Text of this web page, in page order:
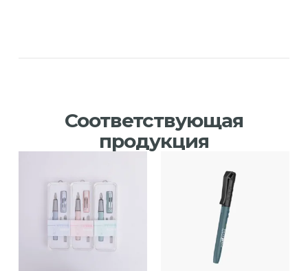
Соответствующая
продукция